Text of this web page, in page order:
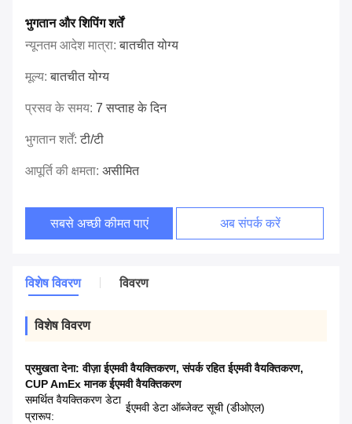
भुगतान और शिपिंग शर्तें
न्यूनतम आदेश मात्रा:बातचीत योग्य
मूल्य:बातचीत योग्य
प्रसव के समय: 7 सप्ताह के दिन
भुगतान शर्तें:टी/टी
आपूर्ति की क्षमता: असीमित
सबसे अच्छी कीमत पाएं अब संपर्क करें
विशेष विवरण विवरण
विशेष विवरण
प्रमुखता देना:वीज़ा ईएमवी वैयक्तिकरण,संपर्क रहित ईएमवी वैयक्तिकरण,
CUP AmEx मानक ईएमवी वैयक्तिकरण
समर्थित वैयक्तिकरण डेटा
प्रारूप:
ईएमवी डेटा ऑब्जेक्ट सूची (डीओएल)